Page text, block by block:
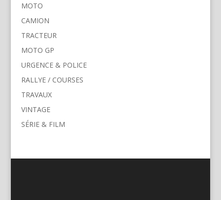
MOTO
CAMION
TRACTEUR
MOTO GP
URGENCE & POLICE
RALLYE / COURSES
TRAVAUX
VINTAGE
SÉRIE & FILM